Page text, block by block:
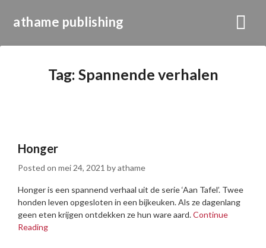
athame publishing
Tag: Spannende verhalen
Honger
Posted on mei 24, 2021 byathame
Honger is een spannend verhaal uit de serie ‘Aan Tafel’. Twee
honden leven opgesloten in een bijkeuken. Als ze dagenlang
geen eten krijgen ontdekken ze hun ware aard.Continue
Reading